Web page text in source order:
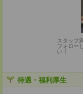
スタッフ
フォロー
い！
待遇・福利厚生